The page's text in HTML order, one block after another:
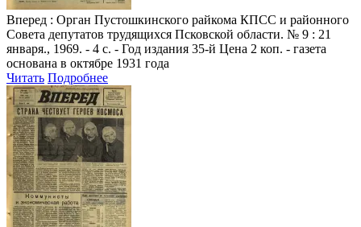
Вперед : Орган Пустошкинского райкома КПСС и районного
Совета депутатов трудящихся Псковской области. № 9 : 21
января., 1969. - 4 с. - Год издания 35-й Цена 2 коп. - газета
основана в октябре 1931 года
Читать Подробнее